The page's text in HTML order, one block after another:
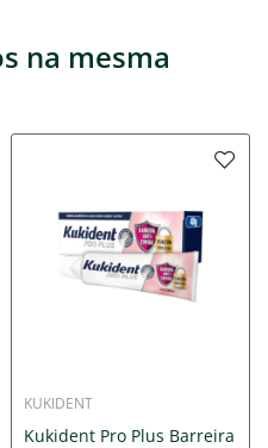
na mesma
KUKIDENT
Kukident Pro Plus Barreira